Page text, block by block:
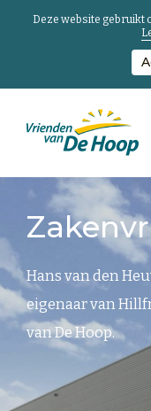
Deze website gebruikt
terug
naar
de
homepage
naar...
Hans van den
eigenaar van
van De Hoop.